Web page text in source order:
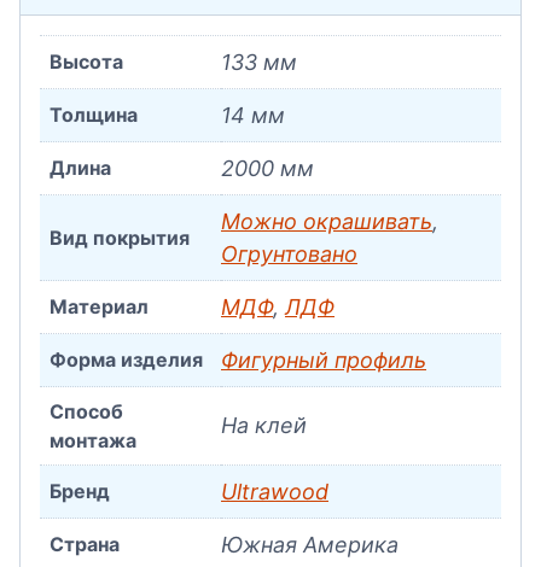
Высота 133 мм
Толщина 14 мм
Длина 2000 мм
Вид покрытия
Можно окрашивать,
Огрунтовано
Материал МДФ, ЛДФ
Форма изделия Фигурный профиль
Способ
монтажа
На клей
Бренд Ultrawood
Страна Южная Америка